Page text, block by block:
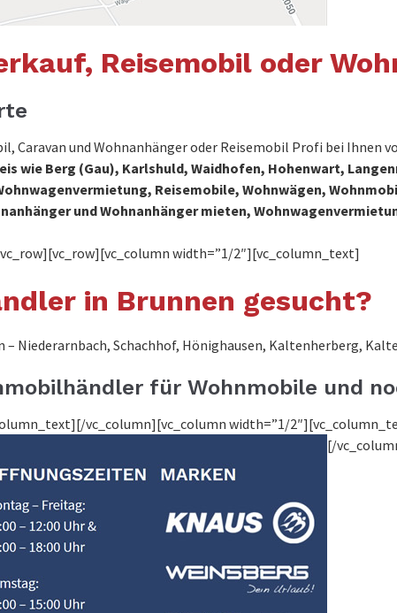
Reisemobil oder
Caravan und Wohnanhänger oder Reisemobil Profi bei Ihnen
wie Berg (Gau), Karlshuld, Waidhofen, Hohenwart,
Reisemobile, Wohnwägen,
und Wohnanhänger mieten,
width=”1/2″][vc_column_text]
in Brunnen gesucht?
– Niederarnbach, Schachhof, Hönighausen, Kaltenherberg,
für Wohnmobile und
vc_column][vc_column width=”1/
[/